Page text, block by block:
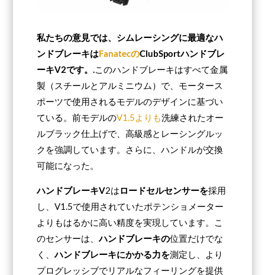
私たちの意見では、シムレーシングに最適なハ
ンドブレーキはFanatecのClubSportハンドブレ
ーキV2です。.このハンドブレーキはすべて金属
製（スチールとアルミニウム）で、モータース
ポーツで使用されるモデルのデザインに基づい
ている。前モデルのV1.5よりも洗練されたオー
ルブラック仕上げで、高級感とレーシングルッ
クを強調しています。さらに、ハンドルが交換
可能になった。
ハンドブレーキV2はロードセルセンサーを採用
し、V1.5で使用されていたポテンショメーター
よりもはるかに高い精度を実現しています。こ
のセンサーは、ハンドブレーキの位置だけでな
く、ハンドブレーキにかかる力を測定し、より
プログレッシブでリアルなフィーリングを提供